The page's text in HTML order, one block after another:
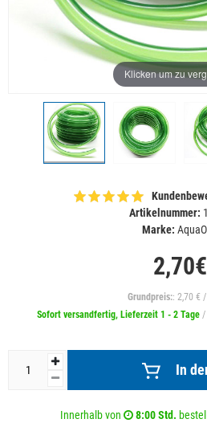
Klicken um zu
Artikelnummer:
Marke:
2,70€
Grundpreis:: 2,70 €
Sofort versandfertig, Lieferzeit 1 - 2 Tage /
In
Innerhalb von 8:00 Std.